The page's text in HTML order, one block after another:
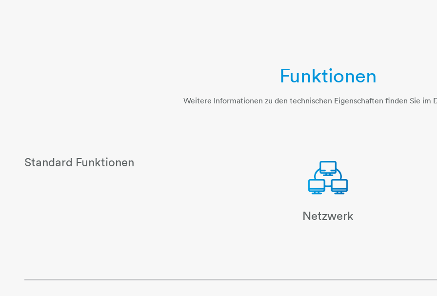
Funktionen
Weitere Informationen zu den technischen Eigenschaften finden Sie im
Standard Funktionen
Netzwerk